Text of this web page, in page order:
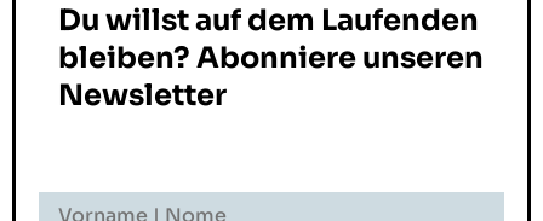
Du willst auf dem Laufenden
bleiben? Abonniere unseren
Newsletter
Vorname